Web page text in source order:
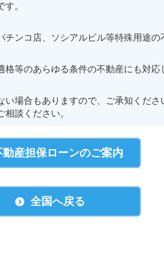
。
ンコ店、ソシアルビル等特殊用途の
等のあらゆる条件の不動産にも対応
場合もありますので、ご承知くださ
談ください。
動産担保ローンのご案内
全国へ戻る